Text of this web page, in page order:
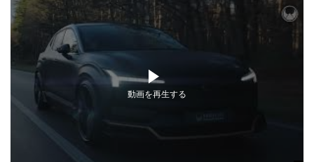
動画を再生する